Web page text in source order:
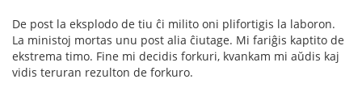
De post la eksplodo de tiu ĉi milito oni plifortigis la laboron.
La ministoj mortas unu post alia ĉiutage. Mi fariĝis kaptito de
ekstrema timo. Fine mi decidis forkuri, kvankam mi aŭdis kaj
vidis teruran rezulton de forkuro.